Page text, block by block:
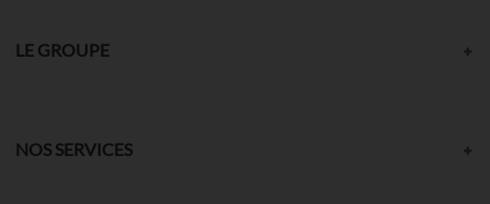
LE GROUPE
NOS SERVICES